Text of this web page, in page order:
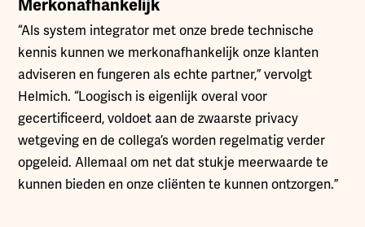
Merkonafhankelijk
“Als system integrator met onze brede technische
kennis kunnen we merkonafhankelijk onze klanten
adviseren en fungeren als echte partner,” vervolgt
Helmich. “Loogisch is eigenlijk overal voor
gecertificeerd, voldoet aan de zwaarste privacy
wetgeving en de collega’s worden regelmatig verder
opgeleid. Allemaal om net dat stukje meerwaarde te
kunnen bieden en onze cliënten te kunnen ontzorgen.”